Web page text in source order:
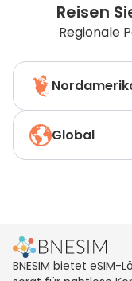
Reisen
Regionale
Global
BNESIM bietet